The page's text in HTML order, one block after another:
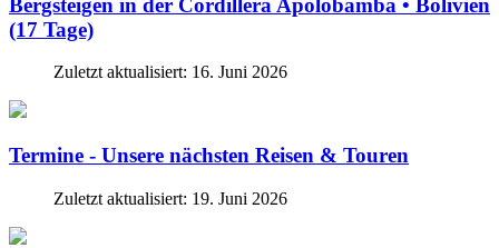
(17 Tage)
Zuletzt aktualisiert: 16. Juni 2026
Termine - Unsere nächsten Reisen & Touren
Zuletzt aktualisiert: 19. Juni 2026